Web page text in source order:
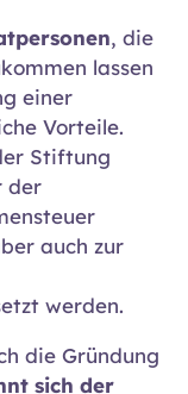
, die
lassen
einer
Vorteile.
Stiftung
der
auch zur
werden.
die Gründung
sich der